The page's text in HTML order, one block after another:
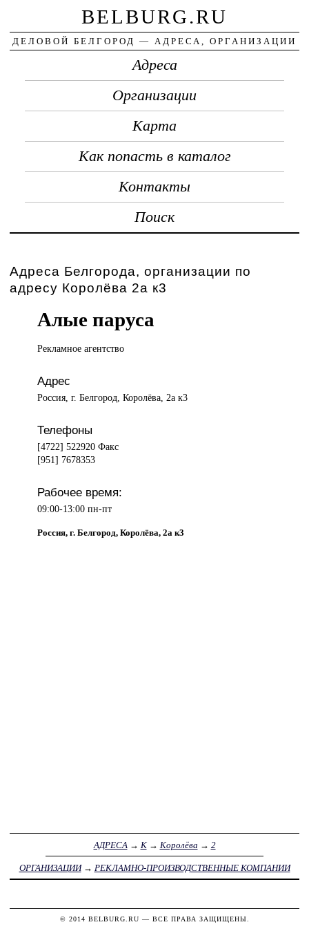
BELBURG.RU
ДЕЛОВОЙ БЕЛГОРОД — АДРЕСА, ОРГАНИЗАЦИИ
Адреса
Организации
Карта
Как попасть в каталог
Контакты
Поиск
Адреса Белгорода, организации по
адресу Королёва 2а к3
Алые паруса
Рекламное агентство
Адрес
Россия, г. Белгород, Королёва, 2а к3
Телефоны
[4722] 522920 Факс
[951] 7678353
Рабочее время:
09:00-13:00 пн-пт
Россия, г. Белгород, Королёва, 2а к3
АДРЕСА → К→ Королёва → 2
ОРГАНИЗАЦИИ→ РЕКЛАМНО-ПРОИЗВОДСТВЕННЫЕ КОМПАНИИ
© 2014 BELBURG.RU — ВСЕ ПРАВА ЗАЩИЩЕНЫ.